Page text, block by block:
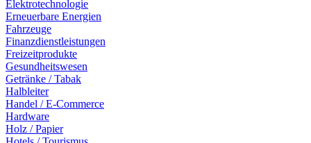
Elektrotechnologie
Erneuerbare Energien
Fahrzeuge
Finanzdienstleistungen
Freizeitprodukte
Gesundheitswesen
Getränke / Tabak
Halbleiter
Handel / E-Commerce
Hardware
Holz / Papier